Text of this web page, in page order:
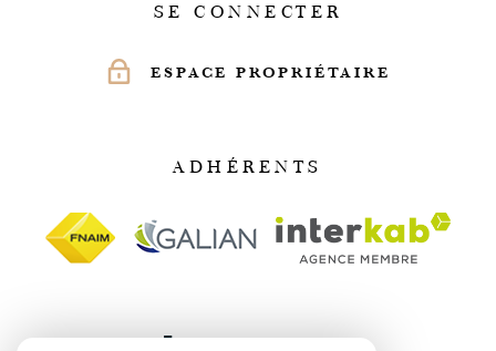
SE CONNECTER
ESPACE PROPRIÉTAIRE
ADHÉRENTS